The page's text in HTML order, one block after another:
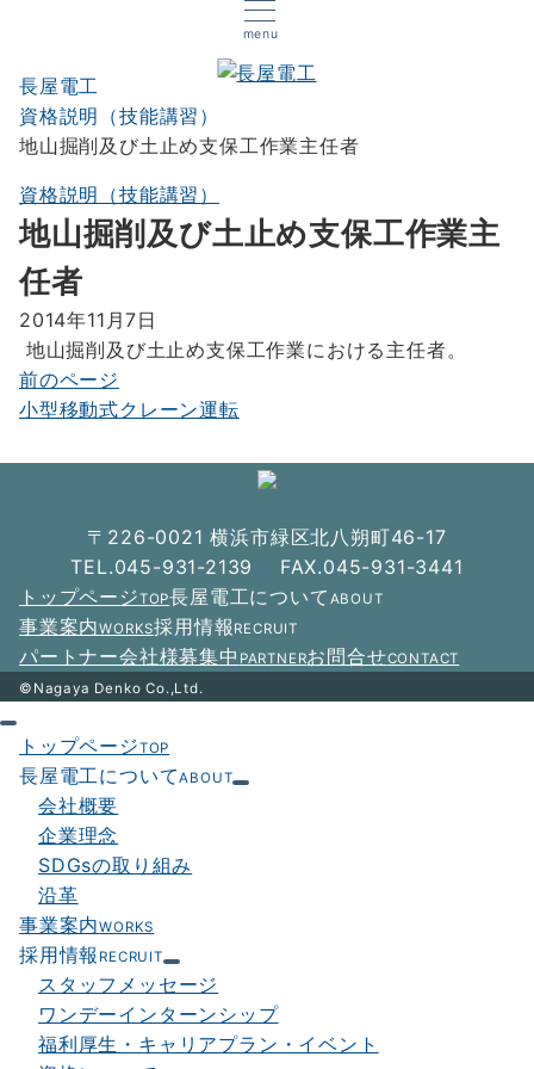
menu
長屋電工
資格説明（技能講習）
地山掘削及び土止め支保工作業主任者
資格説明（技能講習）
地山掘削及び土止め支保工作業主
任者
2014年11月7日
地山掘削及び土止め支保工作業における主任者。
投
稿
ナ
ー
シ
ョ
ン
前のページ
小型移動式クレーン運転
〒226-0021 横浜市緑区北八朔町46-17
TEL.045-931-2139 FAX.045-931-3441
トップページTOP長屋電工について ABOUT
事業案内WORKS採用情報 RECRUIT
パートナー会社様募集中 PARTNERお問合せCONTACT
©Nagaya Denko Co.,Ltd.
トップページTOP
長屋電工についてABOUT
会社概要
企業理念
SDGsの取り組み
沿革
事業案内WORKS
採用情報 RECRUIT
スタッフメッセージ
ワンデーインターンシップ
福利厚生・キャリアプラン・イベント